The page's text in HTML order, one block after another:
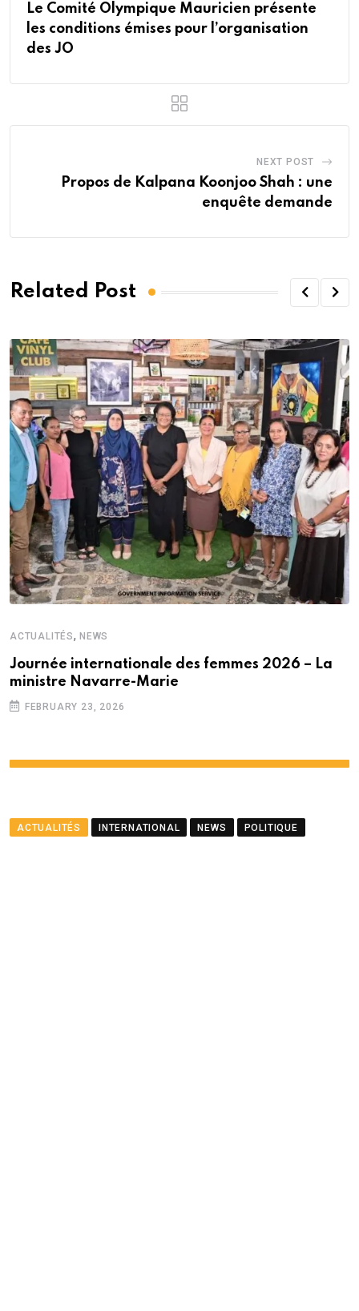
Le Comité Olympique Mauricien présente
les conditions émises pour l’organisation
des JO
NEXT POST
Propos de Kalpana Koonjoo Shah : une
enquête demande
Related Post
ACTUALITÉS, NEWS
Journée internationale des femmes 2026 – La
ministre Navarre-Marie
FEBRUARY 23, 2026
ACTUALITÉS INTERNATIONAL NEWS POLITIQUE